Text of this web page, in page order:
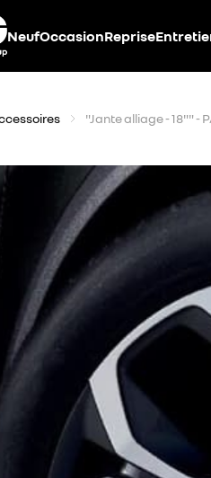
NeufOccasionReprise
"Jante alliage - 18"" -